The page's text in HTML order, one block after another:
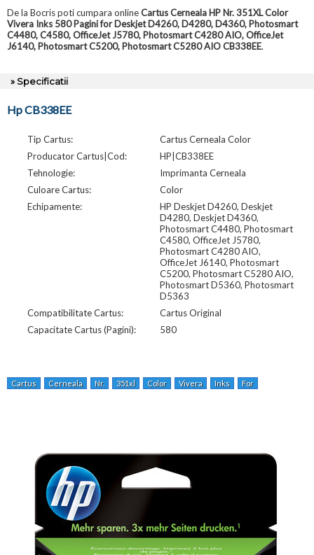
De la Bocris poti cumpara onlineCartus Cerneala HP Nr. 351XL Color
Vivera Inks 580 Pagini for Deskjet D4260, D4280, D4360, Photosmart
C4480, C4580, OfficeJet J5780, Photosmart C4280 AIO, OfficeJet
J6140, Photosmart C5200, Photosmart C5280 AIO CB338EE.
» Specificatii
Hp CB338EE
Tip Cartus:
Cartus Cerneala Color
Producator Cartus|Cod:
HP|CB338EE
Tehnologie:
Imprimanta Cerneala
Culoare Cartus:
Color
Echipamente:
HP Deskjet D4260, Deskjet
D4280, Deskjet D4360,
Photosmart C4480, Photosmart
C4580, OfficeJet J5780,
Photosmart C4280 AIO,
OfficeJet J6140, Photosmart
C5200, Photosmart C5280 AIO,
Photosmart D5360, Photosmart
D5363
Compatibilitate Cartus:
Cartus Original
Capacitate Cartus (Pagini):
580
Cartus Cerneala Nr. 351xl Color Vivera Inks For